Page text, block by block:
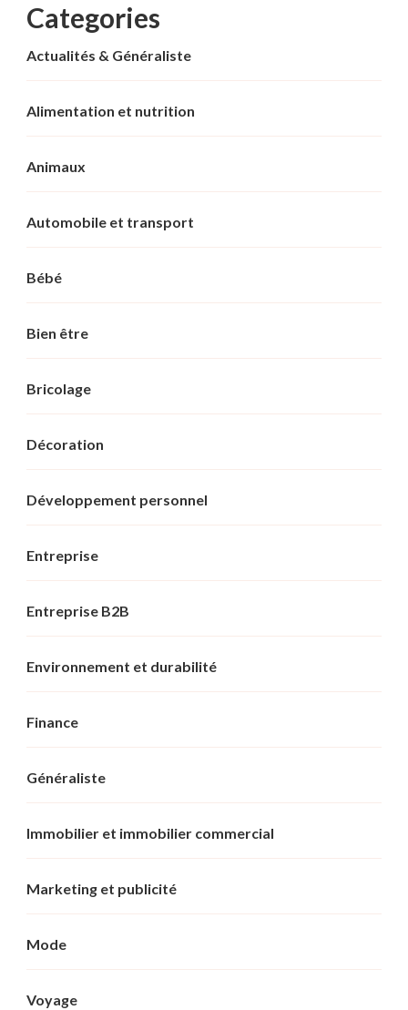
Categories
Actualités & Généraliste
Alimentation et nutrition
Animaux
Automobile et transport
Bébé
Bien être
Bricolage
Décoration
Développement personnel
Entreprise
Entreprise B2B
Environnement et durabilité
Finance
Généraliste
Immobilier et immobilier commercial
Marketing et publicité
Mode
Voyage